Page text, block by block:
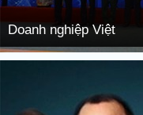
Doanh nghiệp Việt